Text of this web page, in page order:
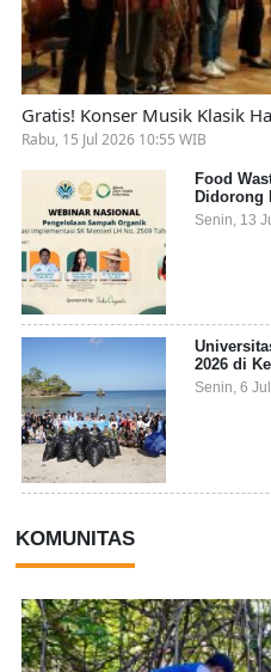
Gratis! Konser Musik Klasik
Rabu, 15 Jul 2026 10:55 WIB
Food
Didorong
Senin, 13
2026 di
dari 27
Senin, 6
KOMUNITAS